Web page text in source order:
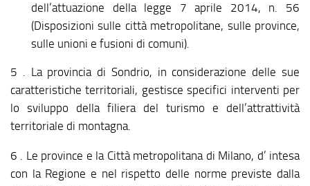
dell’attuazione della legge 7 aprile 2014, n. 56
(Disposizioni sulle città metropolitane, sulle province,
sulle unioni e fusioni di comuni).
5 . La provincia di Sondrio, in considerazione delle sue
caratteristiche territoriali, gestisce specifici interventi per
lo sviluppo della filiera del turismo e dell’attrattività
territoriale di montagna.
6 . Le province e la Città metropolitana di Milano, d’ intesa
con la Regione e nel rispetto delle norme previste dalla